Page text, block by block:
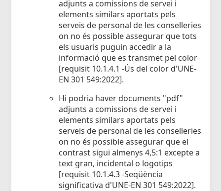
adjunts a comissions de servei i
elements similars aportats pels
serveis de personal de les conselleries
on no és possible assegurar que tots
els usuaris puguin accedir a la
informació que es transmet pel color
[requisit 10.1.4.1 -Ús del color d'UNE-
EN 301 549:2022].
Hi podria haver documents "pdf"
adjunts a comissions de servei i
elements similars aportats pels
serveis de personal de les conselleries
on no és possible assegurar que el
contrast sigui almenys 4,5:1 excepte a
text gran, incidental o logotips
[requisit 10.1.4.3 -Seqüència
significativa d'UNE-EN 301 549:2022].